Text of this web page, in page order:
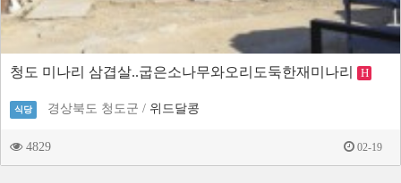
청도 미나리 삼겹살..굽은소나무와오리도둑한재미나리 H
식당 경상북도 청도군 / 위드달콩
4829 02-19